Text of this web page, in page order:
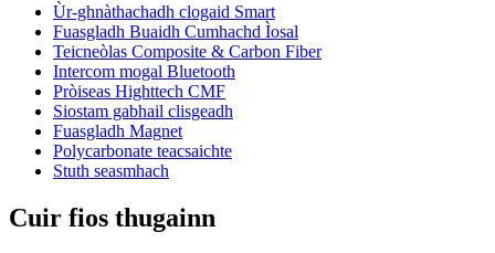
Ùr-ghnàthachadh clogaid Smart
Fuasgladh Buaidh Cumhachd Ìosal
Teicneòlas Composite & Carbon Fiber
Intercom mogal Bluetooth
Pròiseas Highttech CMF
Siostam gabhail clisgeadh
Fuasgladh Magnet
Polycarbonate teacsaichte
Stuth seasmhach
Cuir fios thugainn